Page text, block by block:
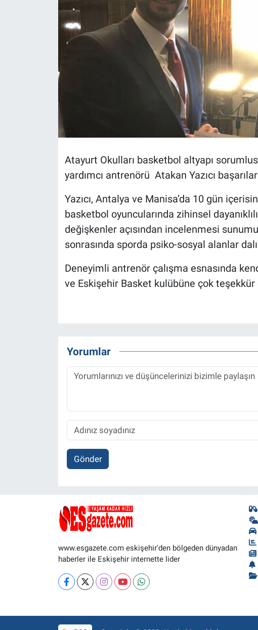
Atayurt Okulları basketbol altyapı
yardımcı antrenörü Atakan Yazıcı
Yazıcı, Antalya ve Manisa’da 10 gün
basketbol oyuncularında zihinsel
değişkenler açısından incelenmesi
sonrasında sporda psiko-sosyal alanlar
Deneyimli antrenör çalışma esnasında
ve Eskişehir Basket kulübüne çok
Yorumlar
Gönder
www.esgazete.com eskişehir'den bölgeden dünyadan
haberler ile Eskişehir internette lider
Bilim ve Teknoloji